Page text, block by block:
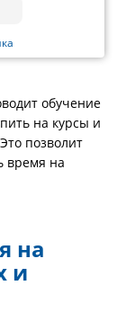
обучение
на курсы и
позволит
время на
на
и